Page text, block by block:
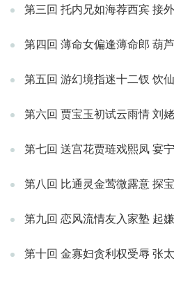
第三回 托内兄如海荐西宾 接
第四回 薄命女偏逢薄命郎 葫
第五回 游幻境指迷十二钗 饮
第六回 贾宝玉初试云雨情 刘
第七回 送宫花贾琏戏熙凤 宴
第八回 比通灵金莺微露意 探
第九回 恋风流情友入家塾 起
第十回 金寡妇贪利权受辱 张